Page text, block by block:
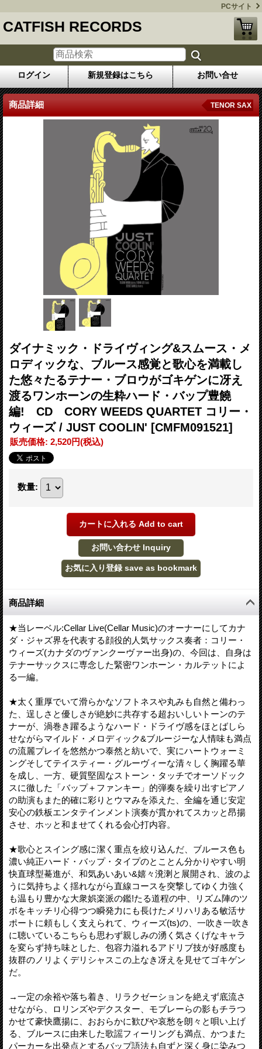
PCサイト
CATFISH RECORDS
ログイン 新規登録はこちら お問い合せ
商品詳細 TENOR SAX
ダイナミック・ドライヴィング&スムース・メ
ロディックな、ブルース感覚と歌心を満載し
た悠々たるテナー・ブロウがゴキゲンに冴え
渡るワンホーンの生粋ハード・バップ豊饒
編! CD CORY WEEDS QUARTET コリー・
ウィーズ / JUST COOLIN' [CMFM091521]
販売価格: 2,520円(税込)
数量:
商品詳細
★当レーベル:Cellar Live(Cellar Music)のオーナーにしてカナ
ダ・ジャズ界を代表する顔役的人気サックス奏者：コリー・
ウィーズ(カナダのヴァンクーヴァー出身)の、今回は、自身は
テナーサックスに専念した緊密ワンホーン・カルテットによ
る一編。
★太く重厚でいて滑らかなソフトネスや丸みも自然と備わっ
た、逞しさと優しさが絶妙に共存する超おいしいトーンのテ
ナーが、渦巻き躍るようなハード・ドライヴ感をほとばしら
せながらマイルド・メロディック&ブルージーな人情味も満点
の流麗プレイを悠然かつ泰然と紡いで、実にハートウォーミ
ングそしてテイスティー・グルーヴィーな清々しく胸躍る華
を成し、一方、硬質堅固なストーン・タッチでオーソドック
スに徹した「バップ＋ファンキー」的弾奏を繰り出すピアノ
の助演もまた的確に彩りとウマみを添えた、全編を通じ安定
安心の鉄板エンタテインメント演奏が貫かれてスカッと昂揚
させ、ホッと和ませてくれる会心打内容。
★歌心とスイング感に潔く重点を絞り込んだ、ブルース色も
濃い純正ハード・バップ・タイプのとことん分かりやすい明
快直球型驀進が、和気あいあい&嬉々溌溂と展開され、波のよ
うに気持ちよく揺れながら直線コースを突撃してゆく力強く
も温もり豊かな大衆娯楽派の鑑!たる道程の中、リズム陣のツ
ボをキッチリ心得つつ瞬発力にも長けたメリハリある敏活サ
ポートに頼もしく支えられて、ウィーズ(ts)の、一吹き一吹き
に聴いているこちらも思わず親しみの湧く気さくげなキャラ
を変らず持ち味とした、包容力溢れるアドリブ技が好感度も
抜群のノリよくデリシャスこの上なき冴えを見せてゴキゲン
だ。
→一定の余裕や落ち着き、リラクゼーションを絶えず底流さ
せながら、ロリンズやデクスター、モブレーらの影もチラつ
かせて豪快鷹揚に、おおらかに歓びや哀愁を朗々と唄い上げ
る、ブルースに由来した歌謡フィーリングも満点、かつまた
パーカーを出発点とするバップ語法も自ずと深く身に染みつ